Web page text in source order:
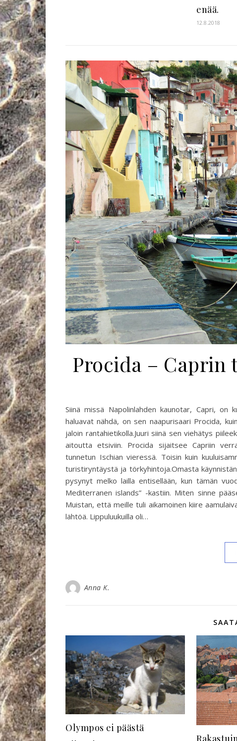
enää.
12.8.2018
Procida –
Siinä missä Napolinlahden kaunotar, Capri, on
haluavat nähdä, on sen naapurisaari Procida,
jaloin rantahietikolla.Juuri siinä sen viehätys
aitoutta etsiviin. Procida sijaitsee Capriin
tunnetun Ischian vieressä. Toisin kuin
turistiryntäystä ja törkyhintoja.Omasta
pysynyt melko lailla entisellään, kun tämän
Mediterranen islands” -kastiin. Miten sinne
Muistan, että meille tuli aikamoinen kiire
lähtöä. Lippuluukuilla oli…
Anna K.
Olympos ei päästä